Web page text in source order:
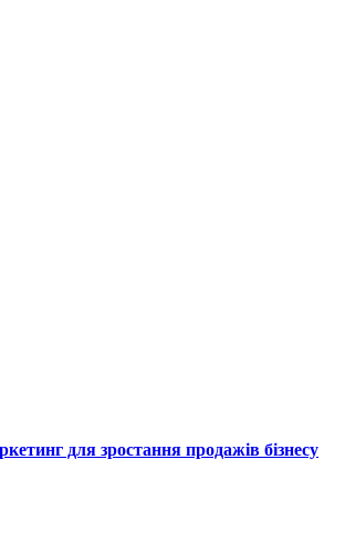
для зростання продажів бізнесу